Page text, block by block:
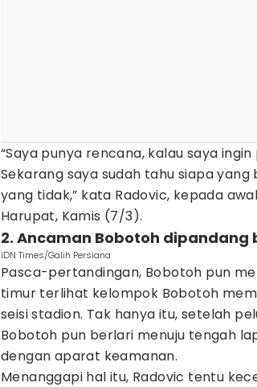
“Saya punya rencana, kalau saya
Sekarang saya sudah tahu siapa
yang tidak,” kata Radovic, kepada
Harupat, Kamis (7/3).
2. Ancaman Bobotoh dipandang
IDN Times/Galih Persiana
Pasca-pertandingan, Bobotoh pun
timur terlihat kelompok Bobotoh
seisi stadion. Tak hanya itu, setelah
Bobotoh pun berlari menuju tengah
dengan aparat keamanan.
Menanggapi hal itu, Radovic tentu